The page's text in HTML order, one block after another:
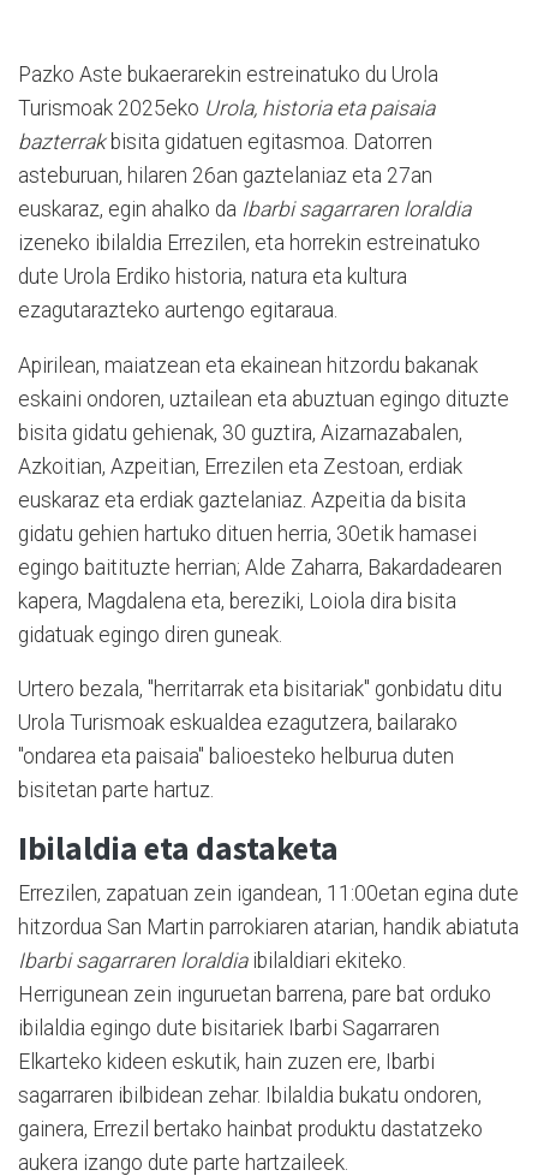
Pazko Aste bukaerarekin estreinatuko du Urola
Turismoak 2025eko Urola, historia eta paisaia
bazterrakbisita gidatuen egitasmoa. Datorren
asteburuan, hilaren 26an gaztelaniaz eta 27an
euskaraz, egin ahalko da Ibarbi sagarraren loraldia
izeneko ibilaldia Errezilen, eta horrekin estreinatuko
dute Urola Erdiko historia, natura eta kultura
ezagutarazteko aurtengo egitaraua.
Apirilean, maiatzean eta ekainean hitzordu bakanak
eskaini ondoren, uztailean eta abuztuan egingo dituzte
bisita gidatu gehienak, 30 guztira, Aizarnazabalen,
Azkoitian, Azpeitian, Errezilen eta Zestoan, erdiak
euskaraz eta erdiak gaztelaniaz. Azpeitia da bisita
gidatu gehien hartuko dituen herria, 30etik hamasei
egingo baitituzte herrian; Alde Zaharra, Bakardadearen
kapera, Magdalena eta, bereziki, Loiola dira bisita
gidatuak egingo diren guneak.
Urtero bezala, "herritarrak eta bisitariak" gonbidatu ditu
Urola Turismoak eskualdea ezagutzera, bailarako
"ondarea eta paisaia" balioesteko helburua duten
bisitetan parte hartuz.
Ibilaldia eta dastaketa
Errezilen, zapatuan zein igandean, 11:00etan egina dute
hitzordua San Martin parrokiaren atarian, handik abiatuta
Ibarbi sagarraren loraldiaibilaldiari ekiteko.
Herrigunean zein inguruetan barrena, pare bat orduko
ibilaldia egingo dute bisitariek Ibarbi Sagarraren
Elkarteko kideen eskutik, hain zuzen ere, Ibarbi
sagarraren ibilbidean zehar. Ibilaldia bukatu ondoren,
gainera, Errezil bertako hainbat produktu dastatzeko
aukera izango dute parte hartzaileek.